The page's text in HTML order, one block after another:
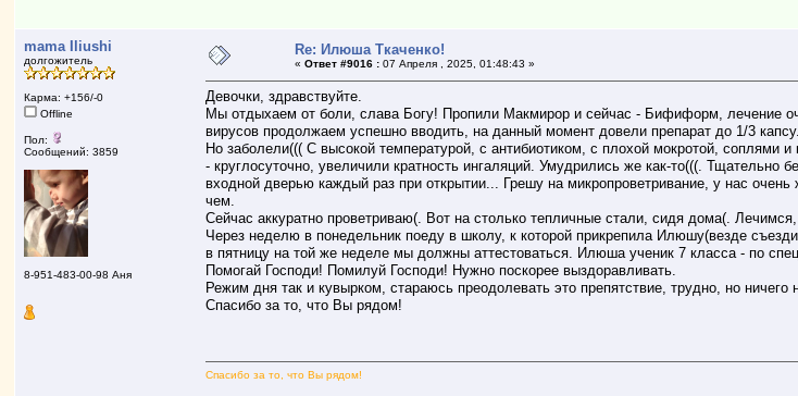
mama Iliushi
долгожитель
Карма: +156/-0
Offline
Пол:
Сообщений: 3859
8-951-483-00-98 Аня
Re: Илюша Ткаченко!
«Ответ #9016 : 07 Апреля , 2025, 01:48:43 »
Девочки, здравствуйте.
Мы отдыхаем от боли, слава Богу! Пропили Макмирор и сейчас - Бифиформ, лечение
вирусов продолжаем успешно вводить, на данный момент довели препарат до 1/3
Но заболели((( С высокой температурой, с антибиотиком, с плохой мокротой, соплями
- круглосуточно, увеличили кратность ингаляций. Умудрились же как-то(((. Тщательно
входной дверью каждый раз при открытии... Грешу на микропроветривание, у нас
чем.
Сейчас аккуратно проветриваю(. Вот на столько тепличные стали, сидя дома(.
Через неделю в понедельник поеду в школу, к которой прикрепила Илюшу(везде
в пятницу на той же неделе мы должны аттестоваться. Илюша ученик 7 класса - по
Помогай Господи! Помилуй Господи! Нужно поскорее выздоравливать.
Режим дня так и кувырком, стараюсь преодолевать это препятствие, трудно, но ничего
Спасибо за то, что Вы рядом!
Спасибо за то, что Вы рядом!